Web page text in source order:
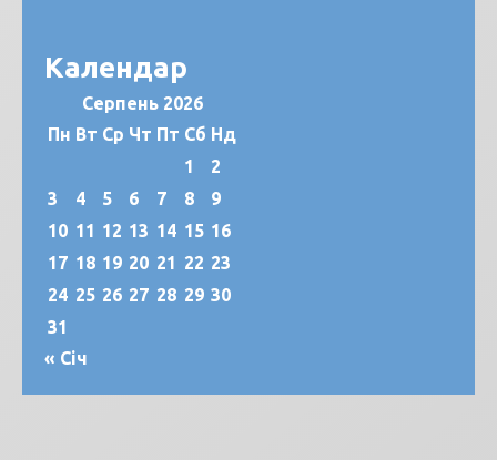
Календар
Серпень 2026
Пн Вт Ср Чт Пт Сб Нд
1
2
3
4 5 6 7 8
9
10 11 12 13 14 15 16
17 18 19 20 21 22 23
24 25 26 27 28 29 30
31
« Січ